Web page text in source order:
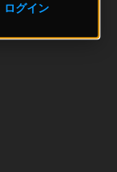
ログイン